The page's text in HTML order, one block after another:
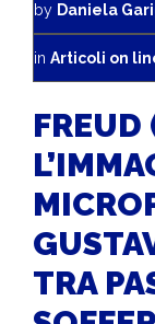
by Daniela
in Articoli on
FREUD
TRA